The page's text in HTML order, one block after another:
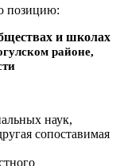
позицию:
и школах
районе,
наук,
сопоставимая